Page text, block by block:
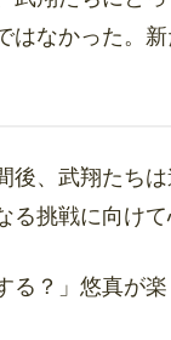
はなかった。
後、武翔たち
る挑戦に向けて
る？」悠真が